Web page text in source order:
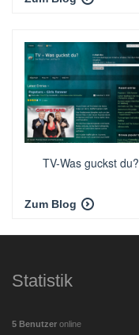
TV-Was guckst du?
Zum Blog
Statistik
5 Benutzer online